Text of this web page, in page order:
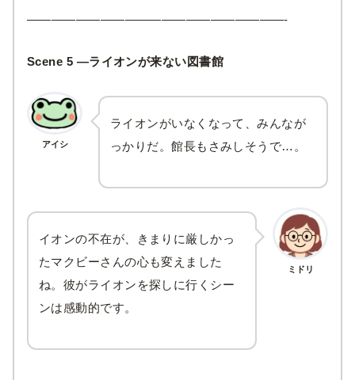
—————————————————————-
Scene 5 —ライオンが来ない図書館
アイシ
ライオンがいなくなって、みんなが
っかりだ。館長もさみしそうで…。
ミドリ
イオンの不在が、きまりに厳しかっ
たマクビーさんの心も変えました
ね。彼がライオンを探しに行くシー
ンは感動的です。